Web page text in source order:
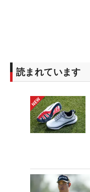
読まれています